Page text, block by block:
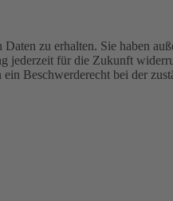
zu erhalten. Sie haben
für die Zukunft
Beschwerderecht bei der